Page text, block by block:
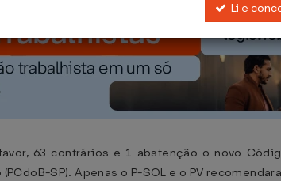
63 contrários e 1 abstenção o novo
SP). Apenas o P-SOL e o PV
Li e